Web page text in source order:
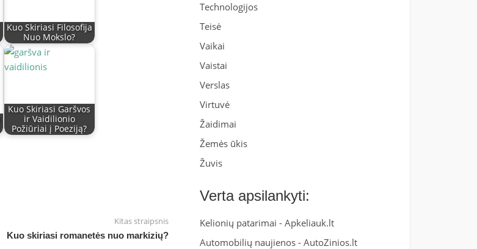
Kuo Skiriasi Filosofija
Nuo Mokslo?
Kuo Skiriasi Garšvos
ir Vaidilionio
Požiūriai į Poeziją?
Kitas straipsnis
Kuo skiriasi romanetės nuo markizių?
Technologijos
Teisė
Vaikai
Vaistai
Verslas
Virtuvė
Žaidimai
Žemės ūkis
Žuvis
Verta apsilankyti:
Kelionių patarimai -Apkeliauk.lt
Automobilių naujienos -AutoZinios.lt